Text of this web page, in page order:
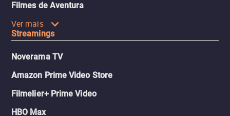
Filmes de Aventura
Ver mais
Streamings
Noverama TV
Amazon Prime Video Store
Filmelier+ Prime Video
HBO Max